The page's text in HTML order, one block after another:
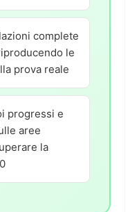
complete
le
prova reale
progressi e
aree
la